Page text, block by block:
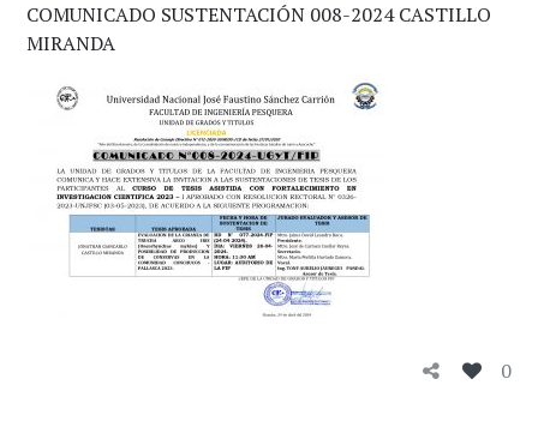
COMUNICADO SUSTENTACIÓN 008-2024 CASTILLO
MIRANDA
0